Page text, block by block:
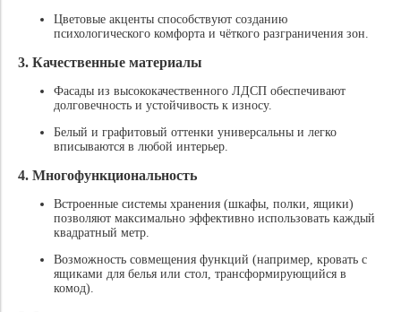
Цветовые акценты способствуют созданию
психологического комфорта и чёткого разграничения зон.
3. Качественные материалы
Фасады из высококачественного ЛДСП обеспечивают
долговечность и устойчивость к износу.
Белый и графитовый оттенки универсальны и легко
вписываются в любой интерьер.
4. Многофункциональность
Встроенные системы хранения (шкафы, полки, ящики)
позволяют максимально эффективно использовать каждый
квадратный метр.
Возможность совмещения функций (например, кровать с
ящиками для белья или стол, трансформирующийся в
комод).